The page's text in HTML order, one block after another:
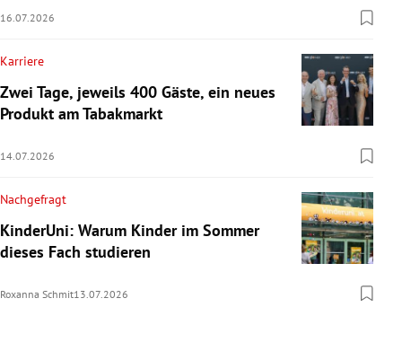
16.07.2026
Karriere
Zwei Tage, jeweils 400 Gäste, ein neues
Produkt am Tabakmarkt
14.07.2026
Nachgefragt
KinderUni: Warum Kinder im Sommer
dieses Fach studieren
Roxanna Schmit13.07.2026